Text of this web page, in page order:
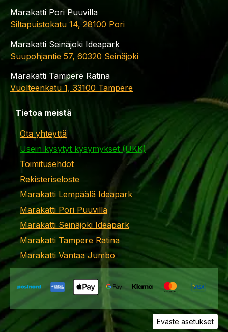
Marakatti Pori Puuvilla
Siltapuistokatu 14, 28100 Pori
Marakatti Seinäjoki Ideapark
Suupohjantie 57, 60320 Seinäjoki
Marakatti Tampere Ratina
Vuolteenkatu 1, 33100 Tampere
Tietoa meistä
Ota yhteyttä
Usein kysytyt kysymykset (UKK)
Toimitusehdot
Rekisteriseloste
Marakatti Lempäälä Ideapark
Marakatti Pori Puuvilla
Marakatti Seinäjoki Ideapark
Marakatti Tampere Ratina
Marakatti Vantaa Jumbo
Eväste asetukset